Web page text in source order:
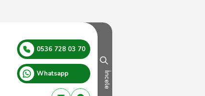
0536 728 03 70
Whatsapp İncele